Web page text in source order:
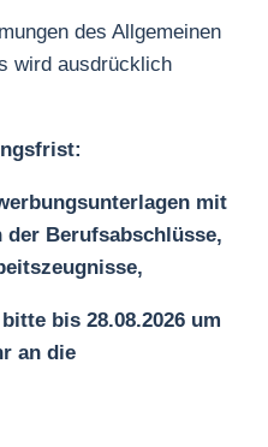
des Allgemeinen
wird ausdrücklich
mit
der Berufsabschlüsse,
bis 28.08.2026 um
an die